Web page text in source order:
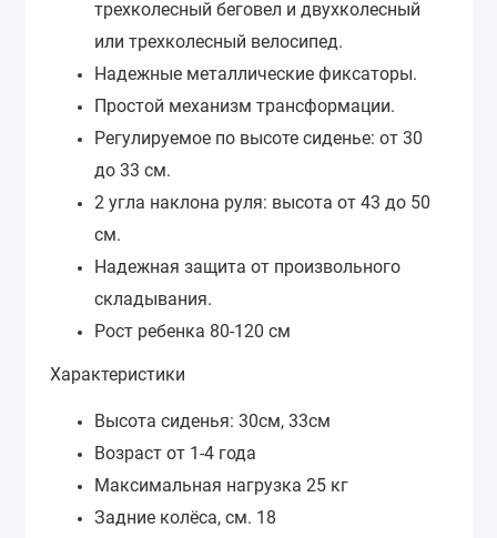
трехколесный беговел и двухколесный
или трехколесный велосипед.
Надежные металлические фиксаторы.
Простой механизм трансформации.
Регулируемое по высоте сиденье: от 30
до 33 см.
2 угла наклона руля: высота от 43 до 50
см.
Надежная защита от произвольного
складывания.
Рост ребенка 80-120 см
Характеристики
Высота сиденья: 30см, 33см
Возраст от 1-4 года
Максимальная нагрузка 25 кг
Задние колёса, см. 18